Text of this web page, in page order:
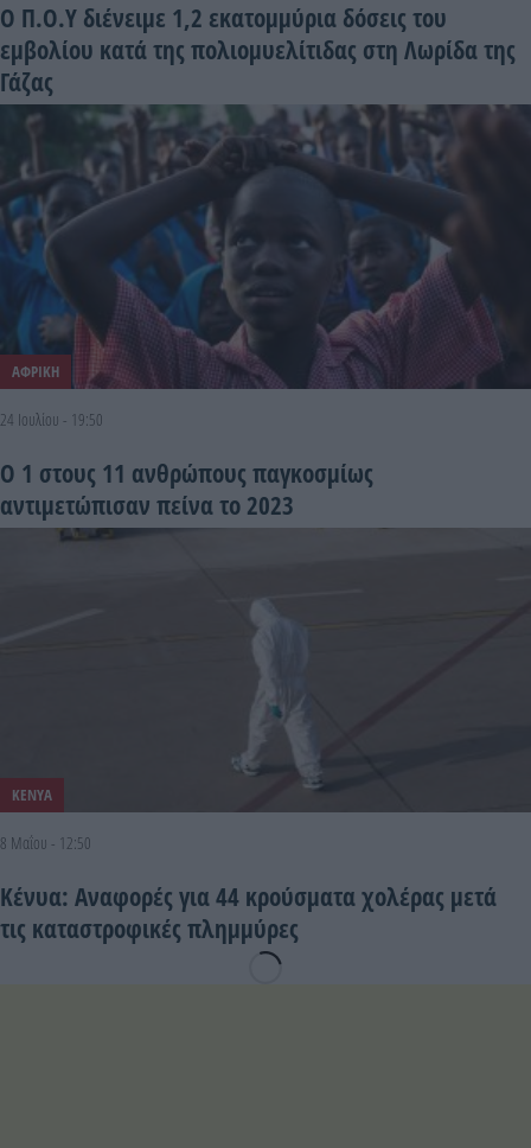
Ο Π.Ο.Υ διένειμε 1,2 εκατομμύρια δόσεις του
εμβολίου κατά της πολιομυελίτιδας στη Λωρίδα της
Γάζας
ΑΦΡΙΚΗ
24 Ιουλίου - 19:50
Ο 1 στους 11 ανθρώπους παγκοσμίως
αντιμετώπισαν πείνα το 2023
ΚΕΝΥΑ
8 Μαΐου - 12:50
Κένυα: Αναφορές για 44 κρούσματα χολέρας μετά
τις καταστροφικές πλημμύρες